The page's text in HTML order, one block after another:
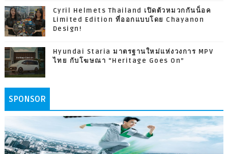
Cyril Helmets Thailand เปิดตัวหมวกกันน็อค
Limited Edition ที่ออกแบบโดย Chayanon
Design!
Hyundai Staria มาตรฐานใหม่แห่งวงการ MPV
ไทย กับโฆษณา “Heritage Goes On”
SPONSOR